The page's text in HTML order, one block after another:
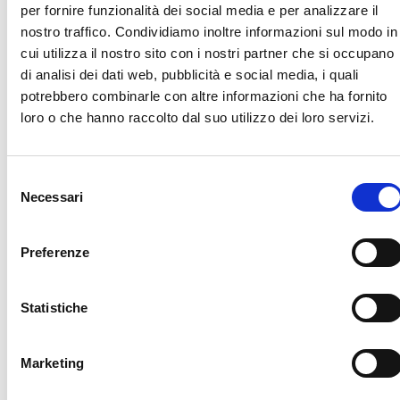
per fornire funzionalità dei social media e per analizzare il
nostro traffico. Condividiamo inoltre informazioni sul modo in
cui utilizza il nostro sito con i nostri partner che si occupano
di analisi dei dati web, pubblicità e social media, i quali
potrebbero combinarle con altre informazioni che ha fornito
loro o che hanno raccolto dal suo utilizzo dei loro servizi.
delNecessari
Preferenze
Statistiche
Marketing
più bisognose in modo che possano agire per nutrirsi oggi
e in futuro. Tutti i paesi dovrebbero contribuire pienamente
ed equamente, ma senza togliere risorse necessarie a
soddisfare altri urgenti bisogni umanitari.
tutte le parti per porre fine ai conflitti e alla violenza in tutte
Nazioni Unite
per un cessate il fuoco globale deve essere
poter raggiungere le comunità senza ostacoli o
impedimenti, in modo da poter sostenere con urgenza i
Vi esortiamo a investire nella riduzione di povertà e fame,
per dare alle persone gli strumenti di cui hanno bisogno per